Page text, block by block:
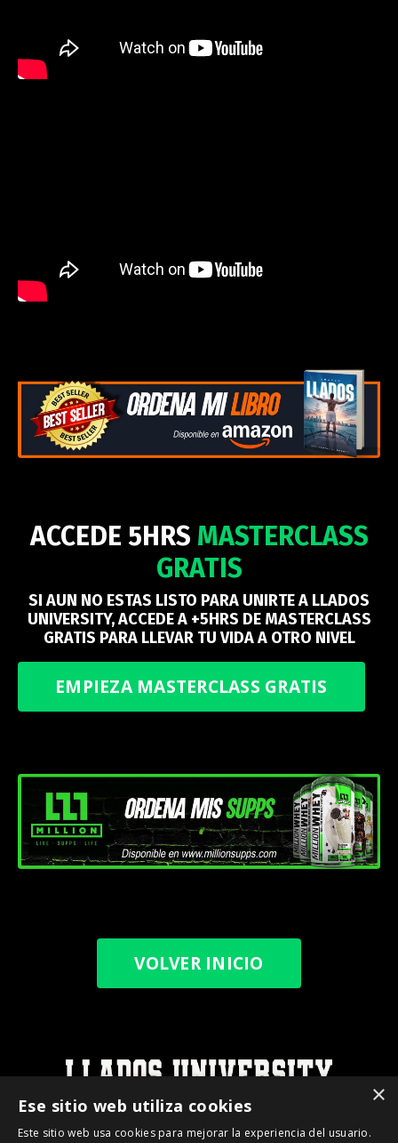
ACCEDE 5HRS MASTERCLASS
GRATIS
SI AUN NO ESTAS LISTO PARA UNIRTE A LLADOS
UNIVERSITY, ACCEDE A +5HRS DE MASTERCLASS
GRATIS PARA LLEVAR TU VIDA A OTRO NIVEL
EMPIEZA MASTERCLASS GRATIS
VOLVER INICIO
Terminos y Condiciones
Politica de Privacidad
×
Ese sitio web utiliza cookies
Este sitio web usa cookies para mejorar la experiencia del usuario.